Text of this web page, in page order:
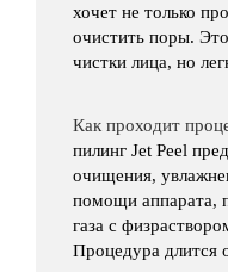
хочет не только
очистить поры.
чистки лица, но
Как проходит
пилинг Jet Peel
очищения,
помощи аппарата,
газа с
Процедура длится